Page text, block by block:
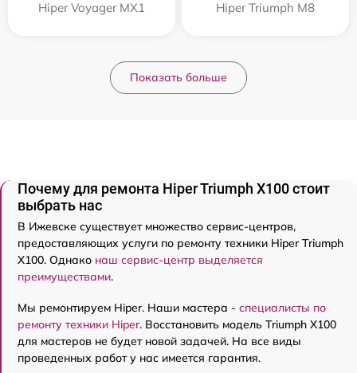
Hiper Voyager MX1 Hiper Triumph M8
Показать больше
Почему для ремонта Hiper Triumph X100 стоит
выбрать нас
В Ижевске существует множество сервис-центров,
предоставляющих услуги по ремонту техники Hiper Triumph
X100. Однако наш сервис-центр выделяется
преимуществами.
Мы ремонтируем Hiper. Наши мастера - специалисты по
ремонту техники Hiper. Восстановить модель Triumph X100
для мастеров не будет новой задачей. На все виды
проведенных работ у нас имеется гарантия.